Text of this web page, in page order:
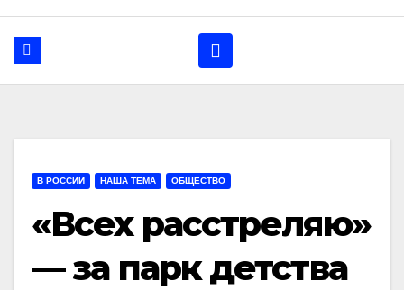
В РОССИИ НАША ТЕМА ОБЩЕСТВО
«Всех расстреляю»
— за парк детства